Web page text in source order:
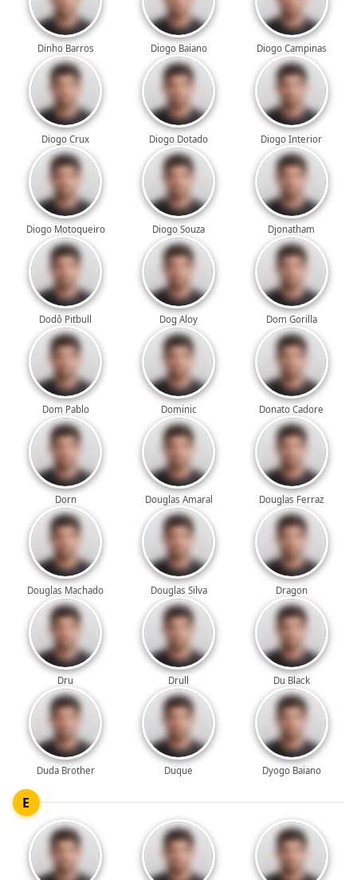
Dinho Barros Diogo Baiano Diogo Campinas
Diogo Crux Diogo Dotado Diogo Interior
Diogo Motoqueiro Diogo Souza Djonatham
Dodô Pitbull Dog Aloy Dom Gorilla
Dom Pablo Dominic Donato Cadore
Dorn Douglas Amaral Douglas Ferraz
Douglas Machado Douglas Silva Dragon
Dru Drull Du Black
Duda Brother Duque Dyogo Baiano
E